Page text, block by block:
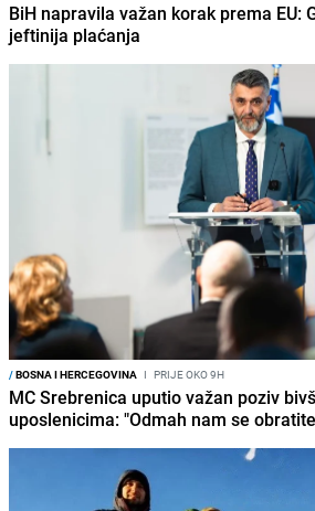
BiH napravila važan korak prema EU:
jeftinija plaćanja
/BOSNA I HERCEGOVINA I PRIJE OKO 9H
MC Srebrenica uputio važan poziv
uposlenicima: "Odmah nam se